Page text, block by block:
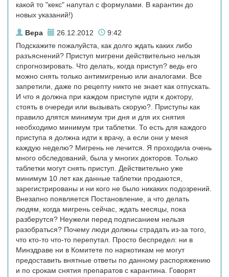
какой то "кекс" напутал с формулами. В карантин до
новых указаний!)
Вера 26.12.2012
9:42
Подскажите пожалуйста, как долго ждать каких либо
разъяснений? Приступ мигрени действительно нельзя
спрогнозировать. Что делать, когда приступ? ведь его
можно снять только антимигренью или аналогами. Все
запретили, даже по рецепту никто не знает как отпускать.
И что я должна при каждом приступе идти к доктору,
стоять в очереди или вызывать скорую?. Приступы как
правило длятся минимум три дня и для их снятия
необходимо минимум три таблетки. То есть для каждого
приступа я должна идти к врачу, а если они у меня
каждую неделю? Мигрень не лечится. Я проходила очень
много обследований, была у многих докторов. Только
таблетки могут снять приступ. Действительно уже
минимум 10 лет как данные таблетки продаются,
зарегистрированы и ни кого не было никаких подозрений.
Внезапно появляется Постановление, а что делать
людям, когда мигрень сейчас, ждать месяцы, пока
разберутся? Неужели перед подписанием нельзя
разобраться? Почему люди должны страдать из-за того,
что кто-то что-то перепутал. Просто беспредел: ни в
Минздраве ни в Комитете по наркотикам не могут
предоставить внятные ответы по данному распоряжению
и по срокам снятия препаратов с карантина. Говорят